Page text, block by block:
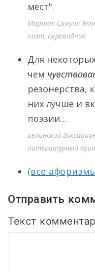
мест".
Маршак Самуил
поэт, переводчик
Для
чем
резонерства,
них лучше и
поэзии…
Белинский
литературный
(все
Отправить
Текст